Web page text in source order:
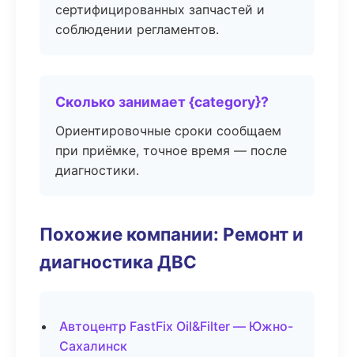
сертифицированных запчастей и
соблюдении регламентов.
Сколько занимает {category}?
Ориентировочные сроки сообщаем
при приёмке, точное время — после
диагностики.
Похожие компании: Ремонт и
диагностика ДВС
Автоцентр FastFix Oil&Filter — Южно-
Сахалинск